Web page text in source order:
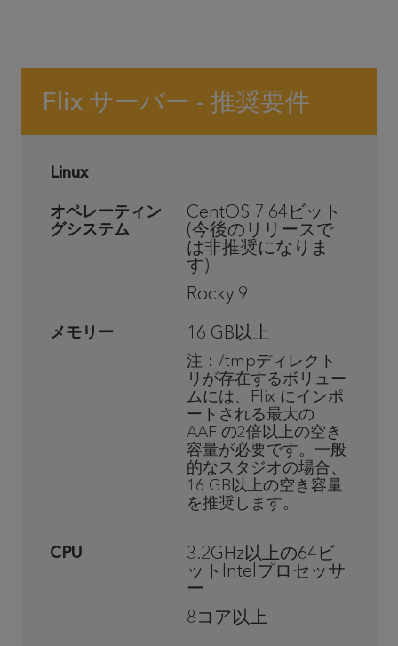
Flix サーバー - 推奨要件
Linux
オペレーティン
グシステム
CentOS 7 64 ビット
(今後のリリースで
は非推奨になりま
す)
Rocky 9
メモリー 16 GB以上
注：/tmpディレクト
リが存在するボリュー
ムには、Flix にインポ
ートされる最大の
AAF の2倍以上の空き
容量が必要です。一般
的なスタジオの場合、
16 GB以上の空き容量
を推奨します。
CPU
3.2GHz以上の64ビ
ットIntelプロセッサ
ー
8コア以上